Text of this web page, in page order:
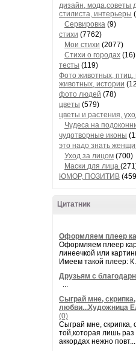
дизайн, мода,советы
стилиста, интерьеры
Сервировка (9)
стихи (7762)
Мои стихи (2077)
Стихи о городах (16)
тесты (119)
Фото животных, птиц,
животных, истории
фото людей (78)
цветы (579)
цветы и растения,
Чудеса на
чудотворные иконы
это надо знать
Уход за лицом (700)
Маски для лица
ЮМОР, ПОЗИТИВ
Цитатник
Оформляем плеер
Оформляем плеер
линеечкой или
Имеем такой плеер:
Друзьям с
...
Сыграй мне,
любви...Художница
(0)
Сыграй мне, скрипка,
той,которая лишь
аккордах нежно повт...